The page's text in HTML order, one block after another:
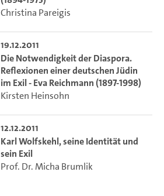
Christina Pareigis
19.12.2011
Die Notwendigkeit der Diaspora.
Reflexionen einer deutschen Jüdin
im Exil - Eva Reichmann (1897-1998)
Kirsten Heinsohn
12.12.2011
Karl Wolfskehl, seine Identität und
sein Exil
Prof. Dr. Micha Brumlik